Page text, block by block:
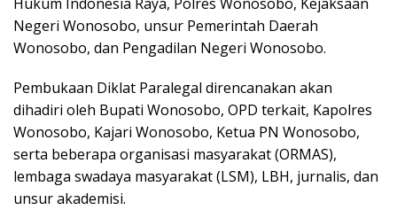
Negeri Wonosobo, unsur Pemerintah Daerah
Wonosobo, dan Pengadilan Negeri Wonosobo.
Pembukaan Diklat Paralegal direncanakan akan
dihadiri oleh Bupati Wonosobo, OPD terkait, Kapolres
Wonosobo, Kajari Wonosobo, Ketua PN Wonosobo,
serta beberapa organisasi masyarakat (ORMAS),
lembaga swadaya masyarakat (LSM), LBH, jurnalis, dan
unsur akademisi.